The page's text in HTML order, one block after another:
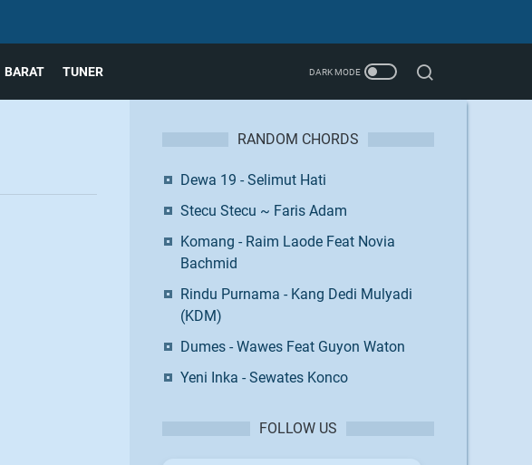
BARAT TUNER
RANDOM CHORDS
Dewa 19 - Selimut Hati
Stecu Stecu ~ Faris Adam
Komang - Raim Laode Feat Novia
Bachmid
Rindu Purnama - Kang Dedi Mulyadi
(KDM)
Dumes - Wawes Feat Guyon Waton
Yeni Inka - Sewates Konco
FOLLOW US